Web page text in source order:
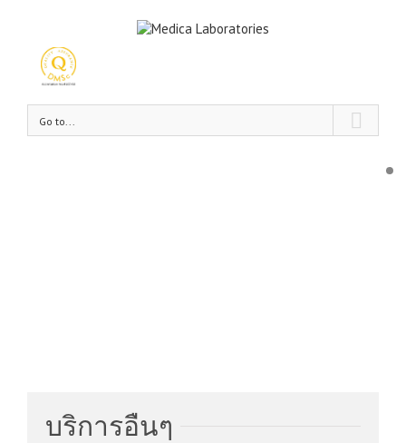
Go to...
บริการอื่นๆ